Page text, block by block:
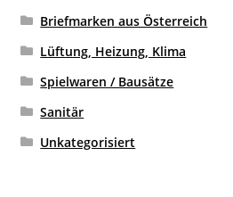
Briefmarken aus Österreich
Lüftung, Heizung, Klima
Spielwaren / Bausätze
Sanitär
Unkategorisiert